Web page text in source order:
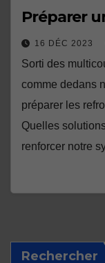
Préparer
16 DÉC 2023
Sorti des
comme dedans
préparer les
Quelles
renforcer notre
Rechercher